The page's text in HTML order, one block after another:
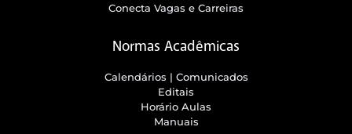
Conecta Vagas e Carreiras
Normas Acadêmicas
Calendários | Comunicados
Editais
Horário Aulas
Manuais